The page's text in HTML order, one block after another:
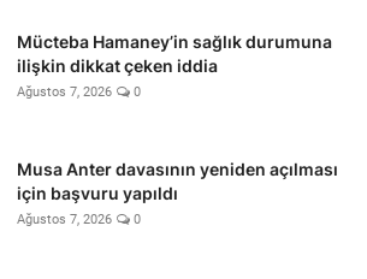
Mücteba Hamaney’in sağlık durumuna
ilişkin dikkat çeken iddia
Ağustos 7, 2026 0
Musa Anter davasının yeniden açılması
için başvuru yapıldı
Ağustos 7, 2026 0